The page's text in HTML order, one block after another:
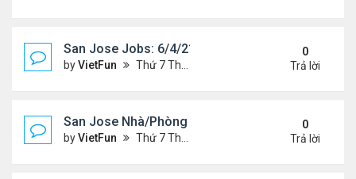
San Jose Jobs: 6/4/21- 6/11/2021
byVietFun Thứ 7 Tháng 6 05, 2021 9:26 am
0
Trả lời
San Jose Nhà/Phòng 6/4/21- 6/11/21
byVietFun Thứ 7 Tháng 6 05, 2021 9:24 am
0
Trả lời